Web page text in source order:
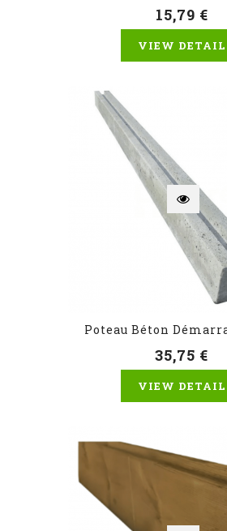
15,79 €
VIEW DETAIL
Poteau Béton
35,75 €
VIEW DETAIL